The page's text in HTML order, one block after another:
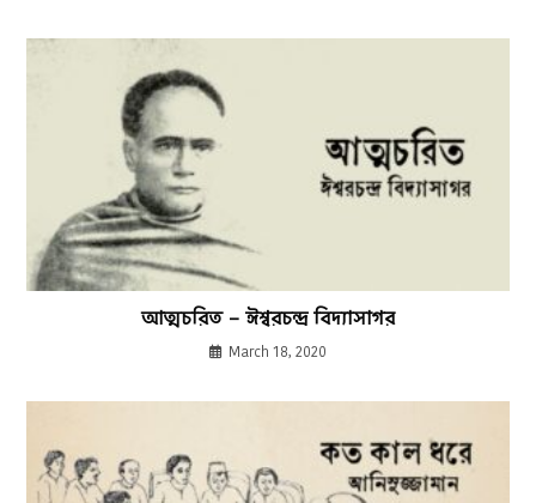
আত্মচরিত – ঈশ্বরচন্দ্র বিদ্যাসাগর
March 18, 2020